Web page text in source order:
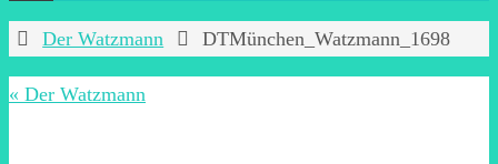
StartDer Watzmann DTMünchen_Watzmann_1698
« Der Watzmann